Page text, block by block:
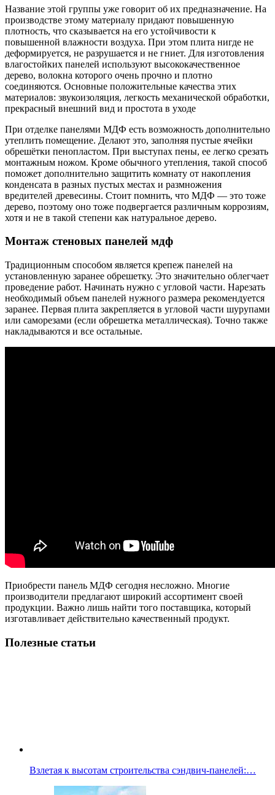
Название этой группы уже говорит об их предназначение. На
производстве этому материалу придают повышенную
плотность, что сказывается на его устойчивости к
повышенной влажности воздуха. При этом плита нигде не
деформируется, не разрушается и не гниет. Для изготовления
влагостойких панелей используют высококачественное
дерево, волокна которого очень прочно и плотно
соединяются. Основные положительные качества этих
материалов: звукоизоляция, легкость механической обработки,
прекрасный внешний вид и простота в уходе
При отделке панелями МДФ есть возможность дополнительно
утеплить помещение. Делают это, заполняя пустые ячейки
обрешётки пенопластом. При выступах пены, ее легко срезать
монтажным ножом. Кроме обычного утепления, такой способ
поможет дополнительно защитить комнату от накопления
конденсата в разных пустых местах и размножения
вредителей древесины. Стоит помнить, что МДФ — это тоже
дерево, поэтому оно тоже подвергается различным коррозиям,
хотя и не в такой степени как натуральное дерево.
Монтаж стеновых панелей мдф
Традиционным способом является крепеж панелей на
установленную заранее обрешетку. Это значительно облегчает
проведение работ. Начинать нужно с угловой части. Нарезать
необходимый объем панелей нужного размера рекомендуется
заранее. Первая плита закрепляется в угловой части шурупами
или саморезами (если обрешетка металлическая). Точно также
накладываются и все остальные.
Приобрести панель МДФ сегодня несложно. Многие
производители предлагают широкий ассортимент своей
продукции. Важно лишь найти того поставщика, который
изготавливает действительно качественный продукт.
Полезные статьи
Взлетая к высотам строительства сэндвич-панелей:…